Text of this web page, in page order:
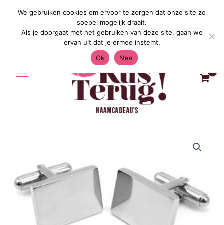
Gratis Verzending in Nederland & België
naam
gepersonaliseerd
We gebruiken cookies om ervoor te zorgen dat onze site zo
soepel mogelijk draait.
Als je doorgaat met het gebruiken van deze site, gaan we
ervan uit dat je ermee instemt.
Ok
Nee